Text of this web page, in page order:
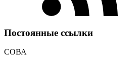
Постоянные ссылки
СОВА